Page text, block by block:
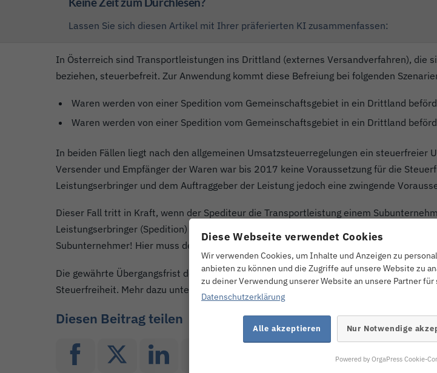
Lassen Sie sich diesen Artikel mit Ihrer präferierten KI zusammenfassen:
In Österreich sind Transportleistungen ins Drittland (externes Versandverfahren), die
beziehen, steuerbefreit. Zur Anwendung kommt diese Befreiung bei folgenden
Waren werden von einer Spedition vom Gemeinschaftsgebiet in ein Drittland
Waren werden von einer Spedition vom Gemeinschaftsgebiet in ein Drittland
In beiden Fällen liegt nach den allgemeinen Umsatzsteuerregelungen ein steuerfreier
Versender und Empfänger der Waren war bis 2017 keine Voraussetzung für die
Leistungserbringer und dem Auftraggeber der Leistung jedoch eine zwingende
Dieser Fall tritt in Kraft, wenn der Spediteur die Transportleistung einem
Leistungserbringer (Spedition) und Versender oder Empfänger der Waren
Subunternehmer! Hier muss der Unterfrachtführer dem Spediteur die Umsatzsteuer in
Die gewährte Übergangsfrist der Finanzverwaltung für diese Fälle ist nun
Steuerfreiheit. Mehr dazu unter folgendem Link:
https://findok.bmf.gv.at/findok/
Diesen Beitrag teilen
Diese Webseite verwendet Cookies
Wir verwenden Cookies, um Inhalte und Anzeigen zu
anbieten zu können und die Zugriffe auf unsere Website zu
zu deiner Verwendung unserer Website an unsere Partner
Datenschutzerklärung
Alle akzeptieren Nur Notwendige
Powered by OrgaPress Cookie-